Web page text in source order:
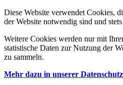
Diese Website verwendet Cookies,
der Website notwendig sind und
Weitere Cookies werden nur mit
statistische Daten zur Nutzung der
zu sammeln.
Mehr dazu in unserer